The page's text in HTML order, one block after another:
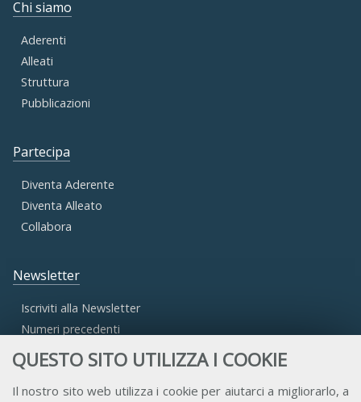
QUESTO SITO UTILIZZA I COOKIE
Il nostro sito web utilizza i cookie per aiutarci a migliorarlo, a
Chi siamo
Aderenti
Alleati
Struttura
Pubblicazioni
Partecipa
Diventa Aderente
Diventa Alleato
Collabora
Newsletter
Iscriviti alla Newsletter
Numeri precedenti